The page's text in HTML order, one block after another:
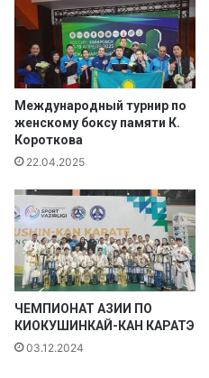
Международный турнир по
женскому боксу памяти К.
Короткова
22.04.2025
ЧЕМПИОНАТ АЗИИ ПО
КИОКУШИНКАЙ-КАН КАРАТЭ
03.12.2024